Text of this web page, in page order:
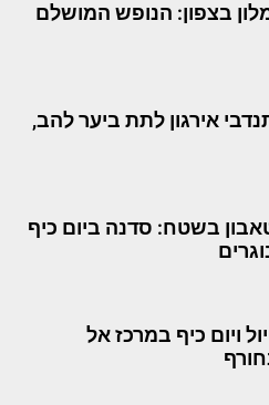
בצפון: הנופש המושלם
אירגון לתת ביער להב,
בשטח: סדנה ביום כיף
ויום כיף במרכז אל